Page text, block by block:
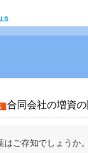
合同会社の増資
はご存知でしょうか